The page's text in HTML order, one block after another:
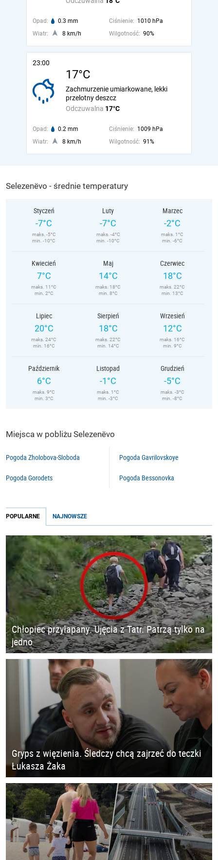
Opad: 0.3 mm Ciśnienie: 1010 hPa
Wiatr:
8 km/h Wilgotność: 90%
23:00
17°C
Odczuwalna 17°C
Zachmurzenie umiarkowane, lekki
przelotny deszcz
Opad: 0.2 mm Ciśnienie: 1009 hPa
Wiatr:
8 km/h Wilgotność: 91%
Selezenëvo - średnie temperatury
Styczeń
-7°C
maks. -5°C
min. -10°C
Luty
-7°C
maks. -4°C
min. -10°C
Marzec
-2°C
maks. 1°C
min. -6°C
Kwiecień
7°C
maks. 11°C
min. 2°C
Maj
14°C
maks. 18°C
min. 8°C
Czerwiec
18°C
maks. 22°C
min. 13°C
Lipiec
20°C
maks. 24°C
min. 16°C
Sierpień
18°C
maks. 22°C
min. 14°C
Wrzesień
12°C
maks. 16°C
min. 9°C
Październik
6°C
maks. 9°C
min. 3°C
Listopad
-1°C
maks. 1°C
min. -3°C
Grudzień
-5°C
maks. -3°C
min. -8°C
Miejsca w pobliżu Selezenëvo
Pogoda Zholobova-Sloboda
Pogoda Gorodets
Pogoda Gavrilovskoye
Pogoda Bessonovka
POPULARNE NAJNOWSZE
Chłopiec przyłapany. Ujęcia z Tatr. Patrzą tylko na
jedno
Gryps z więzienia. Śledczy chcą zajrzeć do teczki
Łukasza Żaka